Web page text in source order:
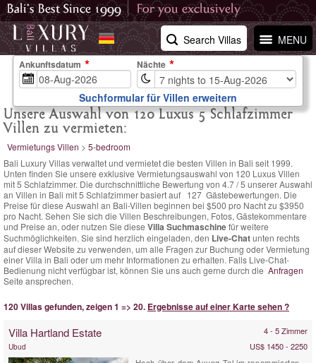
MENU
Search Villas
Unsere Auswahl von 120 Luxus 5 Schlafzimmer
Villen zu vermieten:
Vermietungs Villen > 5-bedroom
Bali Luxury Villas verwaltet und vermietet die besten Villen in Bali seit 1999.
Unten finden Sie unsere exklusive Vermietungsauswahl von 120 Luxus Villen
mit 5 Schlafzimmer. Die durchschnittliche Bewertung von 4.7/5 unserer Auswahl
an Villen in Bali mit 5 Schlafzimmer basiert auf 127 Gästebewertungen. Die
Preise für diese Auswahl an Bali-Villen beginnen bei $500 pro Nachtzu $3950
pro Nacht. Sehen Sie sich die Villen Beschreibungen, Fotos, Gästekommentare
und Preise an, oder nutzen Sie diese Villa Suchmaschinefür weitere
Suchmöglichkeiten. Sie sind herzlich eingeladen, den Live-Chatunten rechts
auf dieser Website zu verwenden, um alle Fragen zur Buchung oder Vermietung
einer Villa in Bali oder um mehr Informationen zu erhalten. Falls Live-Chat-
Bedienung nicht verfügbar ist, können Sie uns auch gerne durch die Anfragen
Seite ansprechen.
120 Villas gefunden, zeigen 1 => 20. Ergebnisse auf einer Karte sehen ?
Villa Hartland Estate 4 - 5 Zimmer
Ubud
US$ 1450 - 2250
Ankunftsdatum Nächte
Suchformular für Villen erweitern